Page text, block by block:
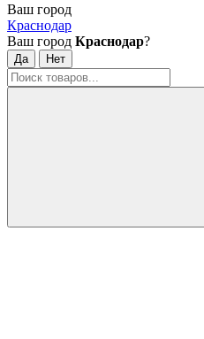
Ваш город
Краснодар
Ваш город Краснодар?